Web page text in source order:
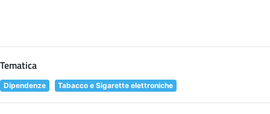
Tematica
Dipendenze Tabacco e Sigarette elettroniche